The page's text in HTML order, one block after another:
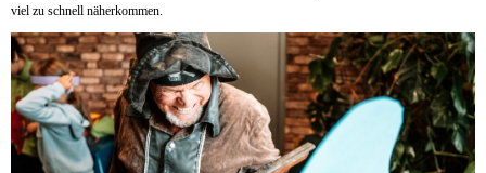
viel zu schnell näherkommen.